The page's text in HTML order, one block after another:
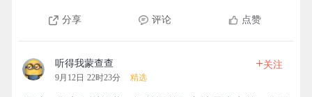
分享 评论 点赞
听得我蒙查查
9月12日 22时23分 精选
+关注